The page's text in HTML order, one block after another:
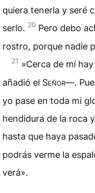
quiera tenerla y seré
serlo. 20 Pero debo
rostro, porque nadie
21 »Cerca de mí
añadió el Señor—.
yo pase en toda mi
hendidura de la roca
hasta que haya
podrás verme la
verá».